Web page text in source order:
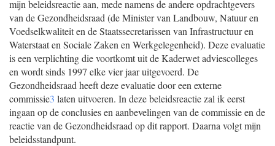
mijn beleidsreactie aan, mede namens de andere opdrachtgevers
van de Gezondheidsraad (de Minister van Landbouw, Natuur en
Voedselkwaliteit en de Staatssecretarissen van Infrastructuur en
Waterstaat en Sociale Zaken en Werkgelegenheid). Deze evaluatie
is een verplichting die voortkomt uit de Kaderwet adviescolleges
en wordt sinds 1997 elke vier jaar uitgevoerd. De
Gezondheidsraad heeft deze evaluatie door een externe
commissie3 laten uitvoeren. In deze beleidsreactie zal ik eerst
ingaan op de conclusies en aanbevelingen van de commissie en de
reactie van de Gezondheidsraad op dit rapport. Daarna volgt mijn
beleidsstandpunt.